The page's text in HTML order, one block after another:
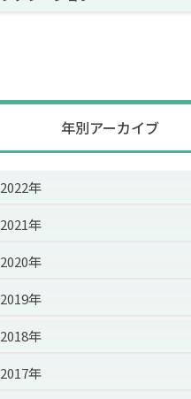
年別アーカイブ
2022年
2021年
2020年
2019年
2018年
2017年